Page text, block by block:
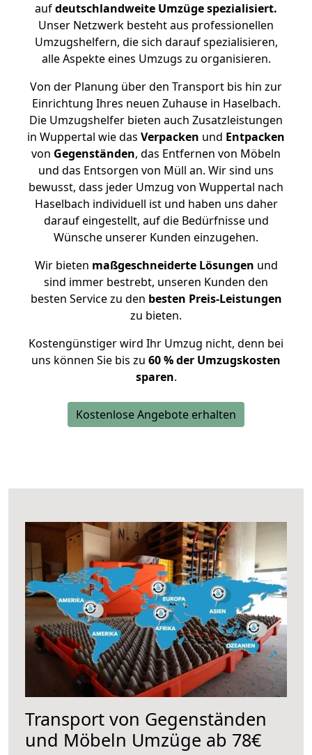
aufdeutschlandweite Umzüge spezialisiert.
Unser Netzwerk besteht aus professionellen
Umzugshelfern, die sich darauf spezialisieren,
alle Aspekte eines Umzugs zu organisieren.
Von der Planung über den Transport bis hin zur
Einrichtung Ihres neuen Zuhause in Haselbach.
Die Umzugshelfer bieten auch Zusatzleistungen
in Wuppertal wie das Verpacken und Entpacken
von Gegenständen, das Entfernen von Möbeln
und das Entsorgen von Müll an. Wir sind uns
bewusst, dass jeder Umzug von Wuppertal nach
Haselbach individuell ist und haben uns daher
darauf eingestellt, auf die Bedürfnisse und
Wünsche unserer Kunden einzugehen.
Wir bieten maßgeschneiderte Lösungen und
sind immer bestrebt, unseren Kunden den
besten Service zu den besten Preis-Leistungen
zu bieten.
Kostengünstiger wird Ihr Umzug nicht, denn bei
uns können Sie bis zu 60 % der Umzugskosten
sparen.
Kostenlose Angebote erhalten
Transport von Gegenständen
und Möbeln Umzüge ab 78€